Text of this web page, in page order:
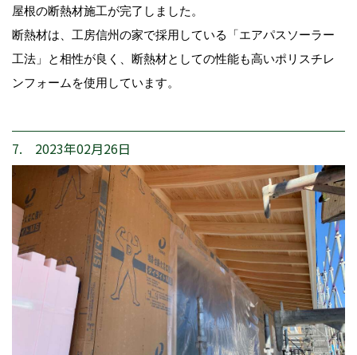
屋根の断熱材施工が完了しました。
断熱材は、工房信州の家で採用している「エアパスソーラー
工法」と相性が良く、断熱材としての性能も高いポリスチレ
ンフォームを使用しています。
7. 2023年02月26日